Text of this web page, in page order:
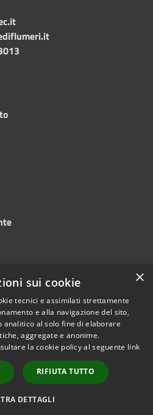
Copyright © 2026 • Comune di
Flumeri • Powered by
Municipium•
Accesso
redazione
×
sui cookie
tecnici e assimilati strettamente
e alla navigazione del sito,
analitico al solo fine di elaborare
aggregate e anonime.
la cookie policy al seguente link
RIFIUTA TUTTO
DETTAGLI